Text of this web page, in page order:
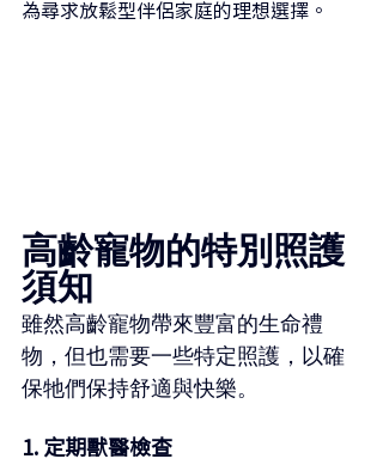
為尋求放鬆型伴侶家庭的理想選擇。
高齡寵物的特別照護
須知
雖然高齡寵物帶來豐富的生命禮
物，但也需要一些特定照護，以確
保牠們保持舒適與快樂。
1. 定期獸醫檢查